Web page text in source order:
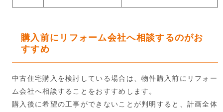
購入前にリフォーム会社へ相談するのがお
すすめ
中古住宅購入を検討している場合は、物件購入前にリフォー
ム会社へ相談することをおすすめします。
購入後に希望の工事ができないことが判明すると、計画全体